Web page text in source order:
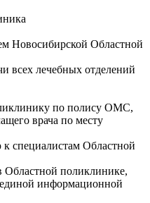
Новосибирской Областной
всех лечебных отделений
по полису ОМС,
врача по месту
специалистам Областной
Областной поликлинике,
единой информационной